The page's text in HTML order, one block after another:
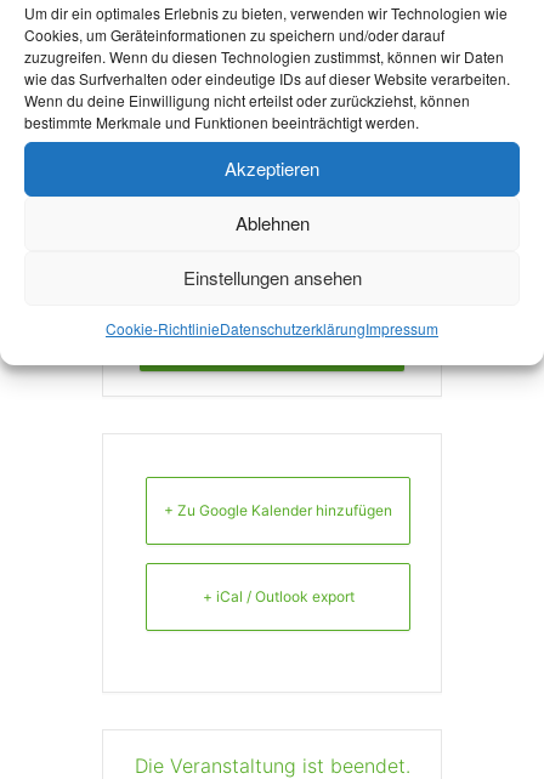
Um dir ein optimales Erlebnis zu bieten, verwenden wir Technologien wie
Cookies, um Geräteinformationen zu speichern und/oder darauf
zuzugreifen. Wenn du diesen Technologien zustimmst, können wir Daten
wie das Surfverhalten oder eindeutige IDs auf dieser Website verarbeiten.
Wenn du deine Einwilligung nicht erteilst oder zurückziehst, können
bestimmte Merkmale und Funktionen beeinträchtigt werden.
Akzeptieren
Ablehnen
Einstellungen ansehen
Cookie-RichtlinieDatenschutzerklärungImpressum
ENERGIE FORUM
AACHEN E.V.
E-MAIL
info@efaachen.de
https://efaachen.de/
Weiterlesen
+ Zu Google Kalender hinzufügen
+ iCal / Outlook export
Die Veranstaltung ist beendet.